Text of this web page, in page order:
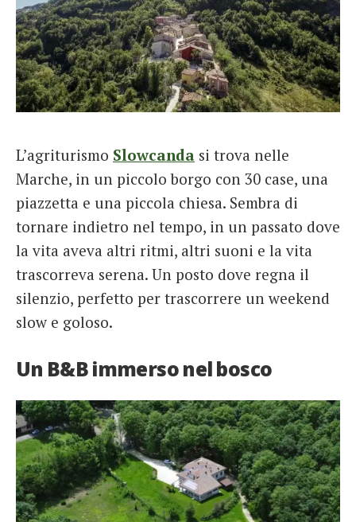
L’agriturismo Slowcanda si trova nelle
Marche, in un piccolo borgo con 30 case, una
piazzetta e una piccola chiesa. Sembra di
tornare indietro nel tempo, in un passato dove
la vita aveva altri ritmi, altri suoni e la vita
trascorreva serena. Un posto dove regna il
silenzio, perfetto per trascorrere un weekend
slow e goloso.
Un B&B immerso nel bosco